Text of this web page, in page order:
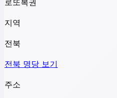
로또복권
지역
전북
전북 명당 보기
주소